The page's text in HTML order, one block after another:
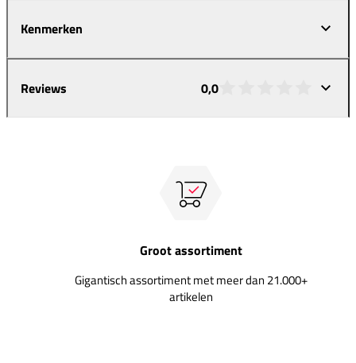
Kenmerken
Reviews 0,0
Groot assortiment
Gigantisch assortiment met meer dan 21.000+
artikelen